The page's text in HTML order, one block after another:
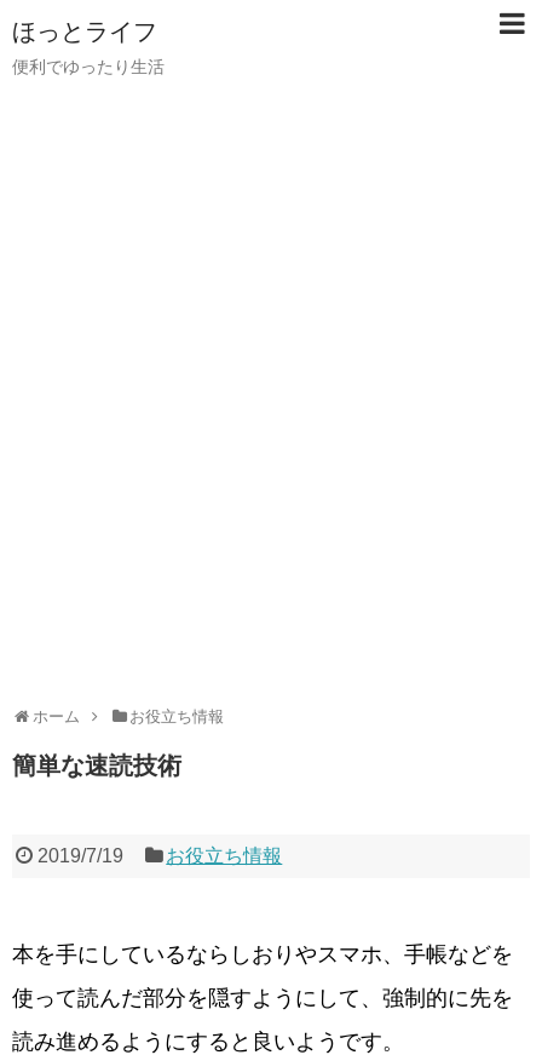
ほっとライフ
便利でゆったり生活
ホーム お役立ち情報
簡単な速読技術
2019/7/19 お役立ち情報
本を手にしているならしおりやスマホ、手帳などを
使って読んだ部分を隠すようにして、強制的に先を
読み進めるようにすると良いようです。